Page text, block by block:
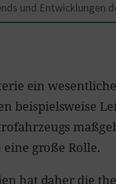
und Entwicklungen
ein
beispielsweise
große Rolle.
hat daher die